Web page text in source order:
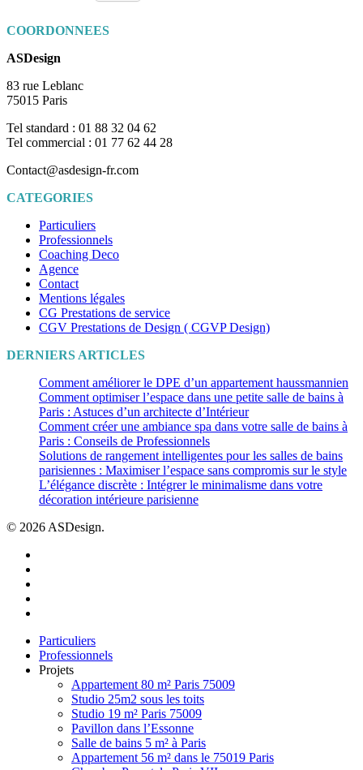
COORDONNEES
ASDesign
83 rue Leblanc
75015 Paris
Tel standard : 01 88 32 04 62
Tel commercial : 01 77 62 44 28
Contact@asdesign-fr.com
CATEGORIES
Particuliers
Professionnels
Coaching Deco
Agence
Contact
Mentions légales
CG Prestations de service
CGV Prestations de Design ( CGVP Design)
DERNIERS ARTICLES
Comment améliorer le DPE d’un appartement haussmannien
Comment optimiser l’espace dans une petite salle de bains à
Paris : Astuces d’un architecte d’Intérieur
Comment créer une ambiance spa dans votre salle de bains à
Paris : Conseils de Professionnels
Solutions de rangement intelligentes pour les salles de bains
parisiennes : Maximiser l’espace sans compromis sur le style
L’élégance discrète : Intégrer le minimalisme dans votre
décoration intérieure parisienne
© 2026 ASDesign.
Close
Menu
Particuliers
Professionnels
Projets
Appartement 80 m² Paris 75009
Studio 25m2 sous les toits
Studio 19 m² Paris 75009
Pavillon dans l’Essonne
Salle de bains 5 m² à Paris
Appartement 56 m² dans le 75019 Paris